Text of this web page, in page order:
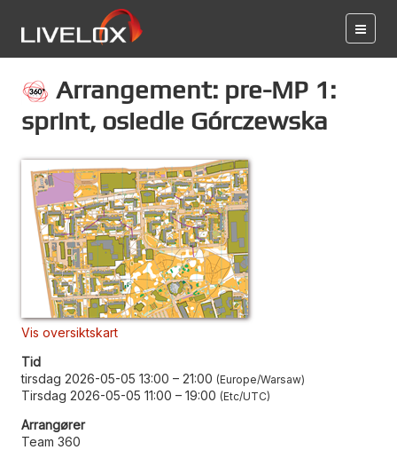
Arrangement: pre-MP 1:
sprint, osiedle Górczewska
Vis oversiktskart
Tid
tirsdag 2026-05-05 13:00 – 21:00 Europe/Warsaw
Tirsdag 2026-05-05 11:00 – 19:00 Etc/UTC
Arrangører
Team 360